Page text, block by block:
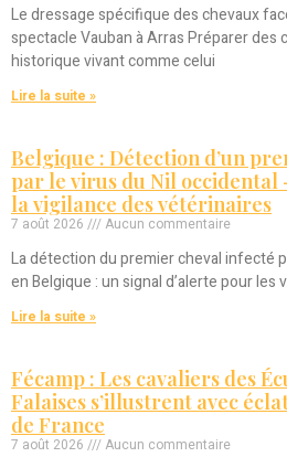
Le dressage spécifique des chevaux
spectacle Vauban à Arras Préparer des
historique vivant comme celui
Lire la suite »
Belgique : Détection d’un
par le virus du Nil occidental
la vigilance des vétérinaires
7 août 2026 Aucun commentaire
La détection du premier cheval infecté
en Belgique : un signal d’alerte pour les
Lire la suite »
Fécamp : Les cavaliers des
Falaises s’illustrent avec
de France
7 août 2026 Aucun commentaire